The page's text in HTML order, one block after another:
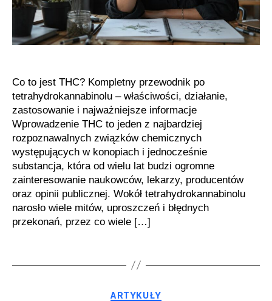
duże
zainteresowanie
Co to jest THC? Kompletny przewodnik po
tetrahydrokannabinolu – właściwości, działanie,
zastosowanie i najważniejsze informacje
Wprowadzenie THC to jeden z najbardziej
rozpoznawalnych związków chemicznych
występujących w konopiach i jednocześnie
substancja, która od wielu lat budzi ogromne
zainteresowanie naukowców, lekarzy, producentów
oraz opinii publicznej. Wokół tetrahydrokannabinolu
narosło wiele mitów, uproszczeń i błędnych
przekonań, przez co wiele […]
Kategorie
ARTYKUŁY